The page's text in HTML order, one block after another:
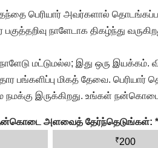
பெரியார் அவர்களால்
நாளேடாக திகழ்ந்து
நாளேடு மட்டுமல்ல; இது ஒரு
பங்களிப்பு மிகத் தேவை. பெரியார்
இருக்கிறது. உங்கள் நன்கொடை
அளவைத் தேர்ந்தெடுங்கள்: *
₹200